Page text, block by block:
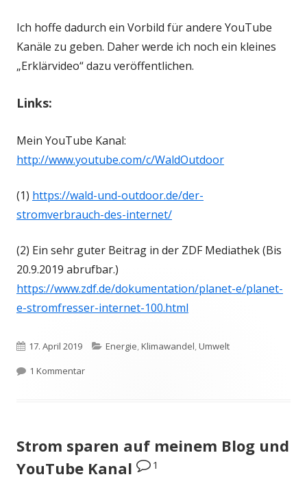
Ich hoffe dadurch ein Vorbild für andere YouTube
Kanäle zu geben. Daher werde ich noch ein kleines
„Erklärvideo“ dazu veröffentlichen.
Links:
Mein YouTube Kanal:
http://www.youtube.com/c/WaldOutdoor
(1) https://wald-und-outdoor.de/der-
stromverbrauch-des-internet/
(2) Ein sehr guter Beitrag in der ZDF Mediathek (Bis
20.9.2019 abrufbar.)
https://www.zdf.de/dokumentation/planet-e/planet-
e-stromfresser-internet-100.html
Veröffentlicht
am
17. April 2019 Kategorien
Energie,Klimawandel,Umwelt
1 Kommentarzu Neues zu meinem YouTube Kanal „Wald und
Strom sparen auf meinem Blog und
YouTube Kanal
1